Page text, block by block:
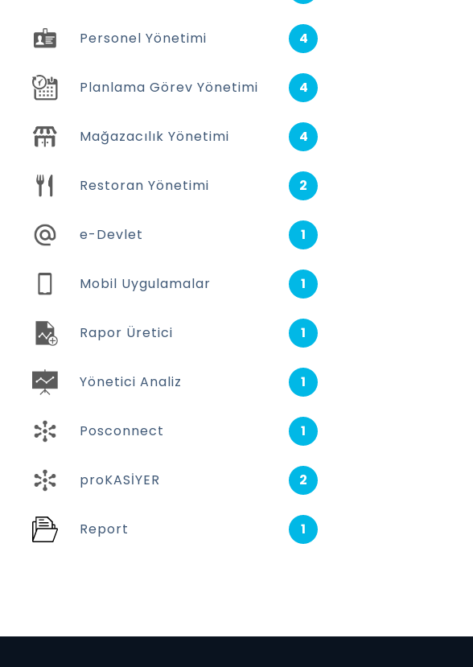
Personel Yönetimi 4
Planlama Görev Yönetimi 4
Mağazacılık Yönetimi 4
Restoran Yönetimi 2
e-Devlet 1
Mobil Uygulamalar 1
Rapor Üretici 1
Yönetici Analiz 1
Posconnect 1
proKASİYER 2
Report 1